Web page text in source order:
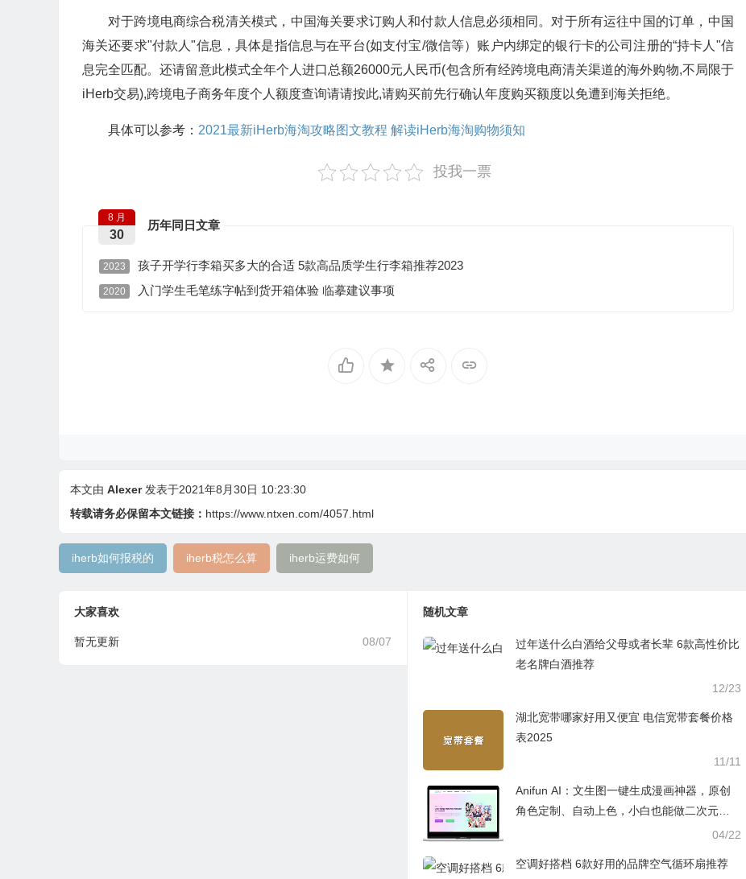
对于跨境电商综合税清关模式，中国海关要求订购人和付款人信息必须相同。对于所有运往中国的订单，中国
海关还要求"付款人"信息，具体是指信息与在平台(如支付宝/微信等）账户内绑定的银行卡的公司注册的“持卡人"信
息完全匹配。还请留意此模式全年个人进口总额26000元人民币(包含所有经跨境电商清关渠道的海外购物,不局限于
iHerb交易),跨境电子商务年度个人额度查询请请按此,请购买前先行确认年度购买额度以免遭到海关拒绝。
具体可以参考： 2021最新iHerb海淘攻略图文教程 解读iHerb海淘购物须知
投我一票
历年同日文章
8 月
30
2023 孩子开学行李箱买多大的合适 5款高品质学生行李箱推荐2023
2020 入门学生毛笔练字帖到货开箱体验 临摹建议事项
本文由 Alexer 发表于2021年8月30日 10:23:30
转载请务必保留本文链接： https://www.ntxen.com/4057.html
iherb如何报税的 iherb税怎么算 iherb运费如何
大家喜欢
08/07
暂无更新
随机文章
过年送什么白酒给父母或者长辈 6款高性价比
老名牌白酒推荐
12/23
湖北宽带哪家好用又便宜 电信宽带套餐价格
表2025
11/11
Anifun AI：文生图一键生成漫画神器，原创
角色定制、自动上色，小白也能做二次元绘
04/22
空调好搭档 6款好用的品牌空气循环扇推荐